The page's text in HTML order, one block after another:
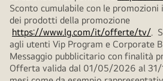
Sconto cumulabile con le promozioni
dei prodotti della promozione
https://www.lg.com/it/offerte/tv/.
agli utenti Vip Program e Corporate
Messaggio pubblicitario con finalità
Offerta valida dal 01/05/2026 al